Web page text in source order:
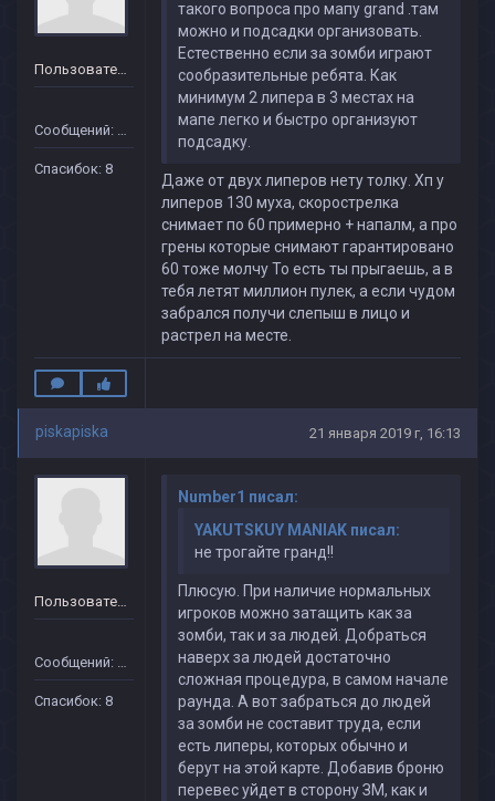
Пользователь
Сообщений: 40
Спасибок: 8
такого вопроса про мапу grand .там
можно и подсадки организовать.
Естественно если за зомби играют
сообразительные ребята. Как
минимум 2 липера в 3 местах на
мапе легко и быстро организуют
подсадку.
Даже от двух липеров нету толку. Хп у
липеров 130 муха, скорострелка
снимает по 60 примерно + напалм, а про
грены которые снимают гарантировано
60 тоже молчу То есть ты прыгаешь, а в
тебя летят миллион пулек, а если чудом
забрался получи слепыш в лицо и
растрел на месте.
piskapiska 21 января 2019 г, 16:13
Пользователь
Сообщений: 40
Спасибок: 8
Number1 писал:
YAKUTSKUY MANIAK писал:
не трогайте гранд!!
Плюсую. При наличие нормальных
игроков можно затащить как за
зомби, так и за людей. Добраться
наверх за людей достаточно
сложная процедура, в самом начале
раунда. А вот забраться до людей
за зомби не составит труда, если
есть липеры, которых обычно и
берут на этой карте. Добавив броню
перевес уйдет в сторону ЗМ, как и